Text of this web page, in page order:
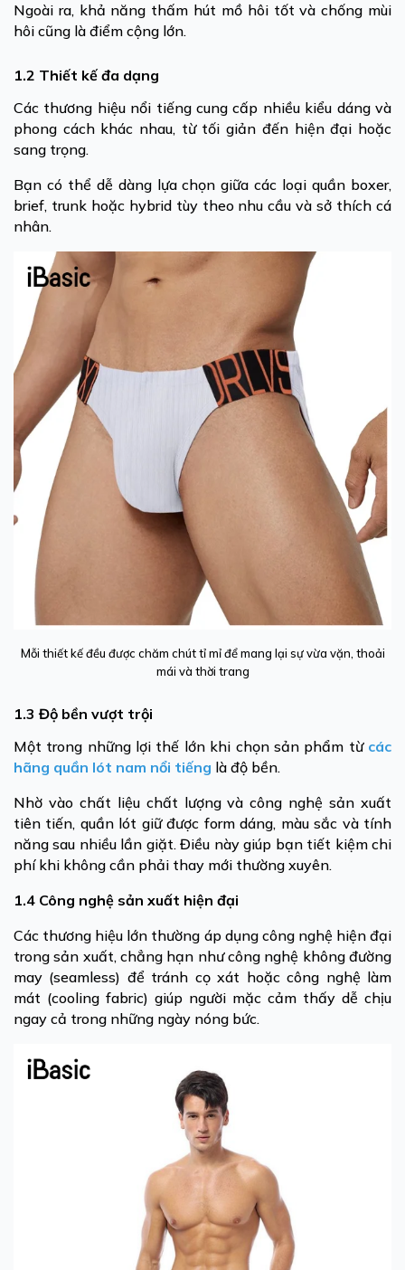
Ngoài ra, khả năng thấm hút mồ hôi tốt và chống mùi
hôi cũng là điểm cộng lớn.
1.2 Thiết kế đa dạng
Các thương hiệu nổi tiếng cung cấp nhiều kiểu dáng và
phong cách khác nhau, từ tối giản đến hiện đại hoặc
sang trọng.
Bạn có thể dễ dàng lựa chọn giữa các loại quần boxer,
brief, trunk hoặc hybrid tùy theo nhu cầu và sở thích cá
nhân.
Mỗi thiết kế đều được chăm chút tỉ mỉ để mang lại sự vừa vặn, thoải
mái và thời trang
1.3 Độ bền vượt trội
Một trong những lợi thế lớn khi chọn sản phẩm từ các
hãng quần lót nam nổi tiếng là độ bền.
Nhờ vào chất liệu chất lượng và công nghệ sản xuất
tiên tiến, quần lót giữ được form dáng, màu sắc và tính
năng sau nhiều lần giặt. Điều này giúp bạn tiết kiệm chi
phí khi không cần phải thay mới thường xuyên.
1.4 Công nghệ sản xuất hiện đại
Các thương hiệu lớn thường áp dụng công nghệ hiện đại
trong sản xuất, chẳng hạn như công nghệ không đường
may (seamless) để tránh cọ xát hoặc công nghệ làm
mát (cooling fabric) giúp người mặc cảm thấy dễ chịu
ngay cả trong những ngày nóng bức.